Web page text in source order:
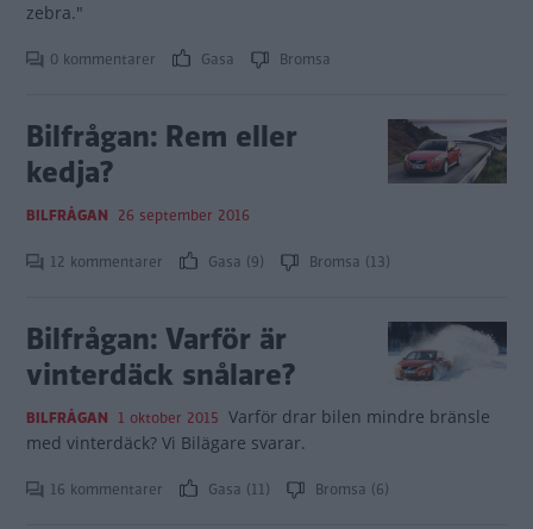
zebra."
0 kommentarer Gasa Bromsa
Bilfrågan: Rem eller
kedja?
BILFRÅGAN 26 september 2016
12 kommentarer Gasa (9) Bromsa (13)
Bilfrågan: Varför är
vinterdäck snålare?
BILFRÅGAN 1 oktober 2015 Varför drar bilen mindre bränsle
med vinterdäck? Vi Bilägare svarar.
16 kommentarer Gasa (11) Bromsa (6)